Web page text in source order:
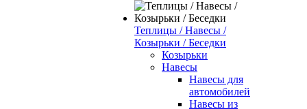
Теплицы / Навесы /
Козырьки / Беседки
Козырьки
Навесы
Навесы для
автомобилей
Навесы из